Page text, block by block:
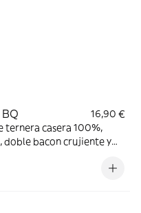
16,90 €
ternera casera 100%,
doble bacon crujiente y